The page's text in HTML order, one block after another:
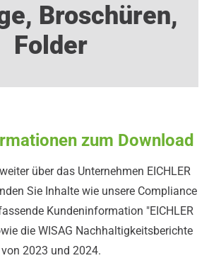
Broschüren,
Folder
zum Download
über das Unternehmen EICHLER
Sie Inhalte wie unsere Compliance
Kundeninformation "EICHLER
die WISAG Nachhaltigkeitsberichte
von 2023 und 2024.